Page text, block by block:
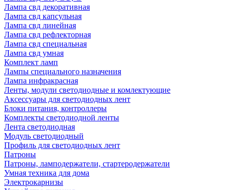
Лампа свд декоративная
Лампа свд капсульная
Лампа свд линейная
Лампа свд рефлекторная
Лампа свд специальная
Лампа свд умная
Комплект ламп
Лампы специального назначения
Лампа инфракрасная
Ленты, модули светодиодные и комлектующие
Аксессуары для светодиодных лент
Блоки питания, контроллеры
Комплекты светодиодной ленты
Лента светодиодная
Модуль светодиодный
Профиль для светодиодных лент
Патроны
Патроны, ламподержатели, стартеродержатели
Умная техника для дома
Электрокарнизы